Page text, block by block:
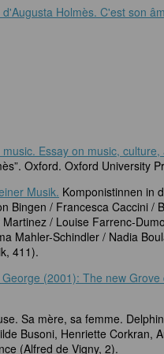
Holmès. C'est son
Essay on music, culture,
Oxford. Oxford University
Musik. Komponistinnen in
Bingen / Francesca Caccini /
/ Louise Farrenc-
Mahler-Schindler / Nadia
411).
(2001): The new
Sa mère, sa femme.
Busoni, Henriette Corkran,
(Alfred de Vigny, 2).